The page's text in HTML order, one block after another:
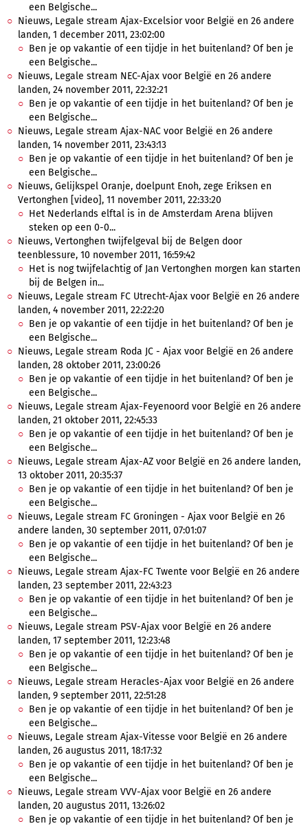
een Belgische...
Nieuws, Legale stream Ajax-Excelsior voor België en 26 andere
landen, 1 december 2011, 23:02:00
Ben je op vakantie of een tijdje in het buitenland? Of ben je
een Belgische...
Nieuws, Legale stream NEC-Ajax voor België en 26 andere
landen, 24 november 2011, 22:32:21
Ben je op vakantie of een tijdje in het buitenland? Of ben je
een Belgische...
Nieuws, Legale stream Ajax-NAC voor België en 26 andere
landen, 14 november 2011, 23:43:13
Ben je op vakantie of een tijdje in het buitenland? Of ben je
een Belgische...
Nieuws, Gelijkspel Oranje, doelpunt Enoh, zege Eriksen en
Vertonghen [video], 11 november 2011, 22:33:20
Het Nederlands elftal is in de Amsterdam Arena blijven
steken op een 0-0...
Nieuws, Vertonghen twijfelgeval bij de Belgen door
teenblessure, 10 november 2011, 16:59:42
Het is nog twijfelachtig of Jan Vertonghen morgen kan starten
bij de Belgen in...
Nieuws, Legale stream FC Utrecht-Ajax voor België en 26 andere
landen, 4 november 2011, 22:22:20
Ben je op vakantie of een tijdje in het buitenland? Of ben je
een Belgische...
Nieuws, Legale stream Roda JC - Ajax voor België en 26 andere
landen, 28 oktober 2011, 23:00:26
Ben je op vakantie of een tijdje in het buitenland? Of ben je
een Belgische...
Nieuws, Legale stream Ajax-Feyenoord voor België en 26 andere
landen, 21 oktober 2011, 22:45:33
Ben je op vakantie of een tijdje in het buitenland? Of ben je
een Belgische...
Nieuws, Legale stream Ajax-AZ voor België en 26 andere landen,
13 oktober 2011, 20:35:37
Ben je op vakantie of een tijdje in het buitenland? Of ben je
een Belgische...
Nieuws, Legale stream FC Groningen - Ajax voor België en 26
andere landen, 30 september 2011, 07:01:07
Ben je op vakantie of een tijdje in het buitenland? Of ben je
een Belgische...
Nieuws, Legale stream Ajax-FC Twente voor België en 26 andere
landen, 23 september 2011, 22:43:23
Ben je op vakantie of een tijdje in het buitenland? Of ben je
een Belgische...
Nieuws, Legale stream PSV-Ajax voor België en 26 andere
landen, 17 september 2011, 12:23:48
Ben je op vakantie of een tijdje in het buitenland? Of ben je
een Belgische...
Nieuws, Legale stream Heracles-Ajax voor België en 26 andere
landen, 9 september 2011, 22:51:28
Ben je op vakantie of een tijdje in het buitenland? Of ben je
een Belgische...
Nieuws, Legale stream Ajax-Vitesse voor België en 26 andere
landen, 26 augustus 2011, 18:17:32
Ben je op vakantie of een tijdje in het buitenland? Of ben je
een Belgische...
Nieuws, Legale stream VVV-Ajax voor België en 26 andere
landen, 20 augustus 2011, 13:26:02
Ben je op vakantie of een tijdje in het buitenland? Of ben je